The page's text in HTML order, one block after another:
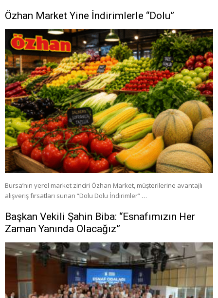
Özhan Market Yine İndirimlerle “Dolu”
Bursa’nın yerel market zinciri Özhan Market, müşterilerine avantajlı
alışveriş fırsatları sunan “Dolu Dolu İndirimler” …
Başkan Vekili Şahin Biba: “Esnafımızın Her
Zaman Yanında Olacağız”